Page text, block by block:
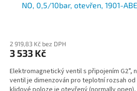
NO, 0,5/10bar, otevřen, 1901-
2 919,83 Kč bez DPH
3 533 Kč
Elektromagnetický ventil s připojením G2”,
ventil je dimenzován pro teplotní rozsah od -